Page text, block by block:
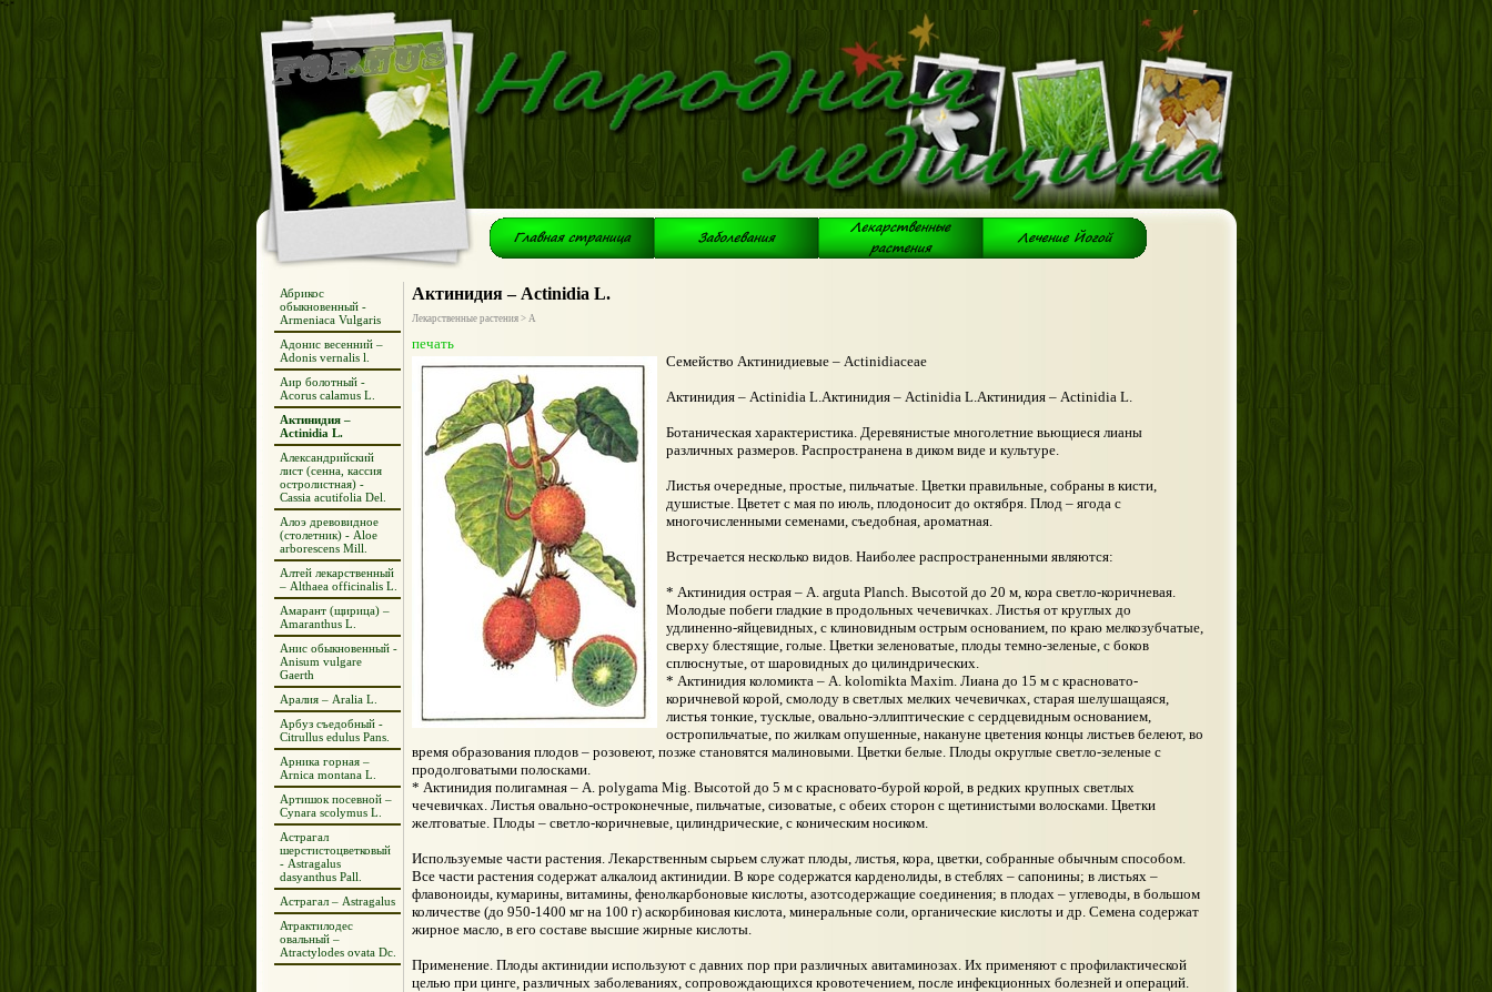
*+*
Актинидия – Actinidia L.
Лекарственные растения > А
печать
Семейство Актинидиевые – Actinidiaceae
Актинидия – Actinidia L.Актинидия – Actinidia L.Актинидия – Actinidia L.
Ботаническая характеристика. Деревянистые многолетние вьющиеся лианы
различных размеров. Распространена в диком виде и культуре.
Листья очередные, простые, пильчатые. Цветки правильные, собраны в кисти,
душистые. Цветет с мая по июль, плодоносит до октября. Плод – ягода с
многочисленными семенами, съедобная, ароматная.
Встречается несколько видов. Наиболее распространенными являются:
* Актинидия острая – A. arguta Planch. Высотой до 20 м, кора светло-коричневая.
Молодые побеги гладкие в продольных чечевичках. Листья от круглых до
удлиненно-яйцевидных, с клиновидным острым основанием, по краю мелкозубчатые,
сверху блестящие, голые. Цветки зеленоватые, плоды темно-зеленые, с боков
сплюснутые, от шаровидных до цилиндрических.
* Актинидия коломикта – A. kolomikta Maxim. Лиана до 15 м с красновато-
коричневой корой, смолоду в светлых мелких чечевичках, старая шелушащаяся,
листья тонкие, тусклые, овально-эллиптические с сердцевидным основанием,
остропильчатые, по жилкам опушенные, накануне цветения концы листьев белеют, во
время образования плодов – розовеют, позже становятся малиновыми. Цветки белые. Плоды округлые светло-зеленые с
продолговатыми полосками.
* Актинидия полигамная – A. polygama Mig. Высотой до 5 м с красновато-бурой корой, в редких крупных светлых
чечевичках. Листья овально-остроконечные, пильчатые, сизоватые, с обеих сторон с щетинистыми волосками. Цветки
желтоватые. Плоды – светло-коричневые, цилиндрические, с коническим носиком.
Используемые части растения. Лекарственным сырьем служат плоды, листья, кора, цветки, собранные обычным способом.
Все части растения содержат алкалоид актинидии. В коре содержатся карденолиды, в стеблях – сапонины; в листьях –
флавоноиды, кумарины, витамины, фенолкарбоновые кислоты, азотсодержащие соединения; в плодах – углеводы, в большом
количестве (до 950-1400 мг на 100 г) аскорбиновая кислота, минеральные соли, органические кислоты и др. Семена содержат
жирное масло, в его составе высшие жирные кислоты.
Применение. Плоды актинидии используют с давних пор при различных авитаминозах. Их применяют с профилактической
целью при цинге, различных заболеваниях, сопровождающихся кровотечением, после инфекционных болезней и операций.
Абрикос
обыкновенный -
Armeniaca Vulgaris
Адонис весенний –
Adonis vernalis l.
Аир болотный -
Acorus calamus L.
Актинидия –
Actinidia L.
Александрийский
лист (сенна, кассия
остролистная) -
Cassia acutifolia Del.
Алоэ древовидное
(столетник) - Aloe
arborescens Mill.
Алтей лекарственный
– Althaea officinalis L.
Амарант (щирица) –
Amaranthus L.
Анис обыкновенный -
Anisum vulgare
Gaerth
Аралия – Aralia L.
Арбуз съедобный -
Citrullus edulus Pans.
Арника горная –
Arnica montana L.
Артишок посевной –
Cynara scolymus L.
Астрагал
шерстистоцветковый
- Astragalus
dasyanthus Pall.
Астрагал – Astragalus
Атрактилодес
овальный –
Atractylodes ovata Dc.